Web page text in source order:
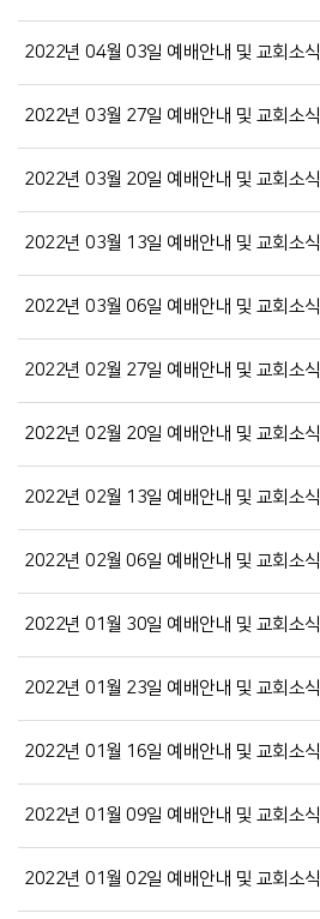
2022년 04월 03일 예배안내 및 교회소식
2022년 03월 27일 예배안내 및 교회소식
2022년 03월 20일 예배안내 및 교회소식
2022년 03월 13일 예배안내 및 교회소식
2022년 03월 06일 예배안내 및 교회소식
2022년 02월 27일 예배안내 및 교회소식
2022년 02월 20일 예배안내 및 교회소식
2022년 02월 13일 예배안내 및 교회소식
2022년 02월 06일 예배안내 및 교회소식
2022년 01월 30일 예배안내 및 교회소식
2022년 01월 23일 예배안내 및 교회소식
2022년 01월 16일 예배안내 및 교회소식
2022년 01월 09일 예배안내 및 교회소식
2022년 01월 02일 예배안내 및 교회소식